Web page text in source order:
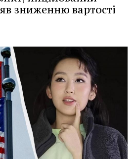
зниженню вартості